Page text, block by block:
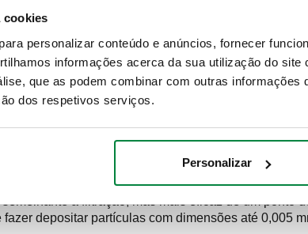
cookies
personalizar conteúdo e anúncios, fornecer
informações acerca da sua utilização do
que as podem combinar com outras
dos respetivos serviços.
Personalizar
as partículas maiores do que a secção de
partículas de sujidade inferiores a esse valor
partículas de areia fina, de ferrugem e de
aumentando significativamente as perdas de
à filtração, mas mais eficaz de um ponto
depositar partículas com dimensões até 0,005